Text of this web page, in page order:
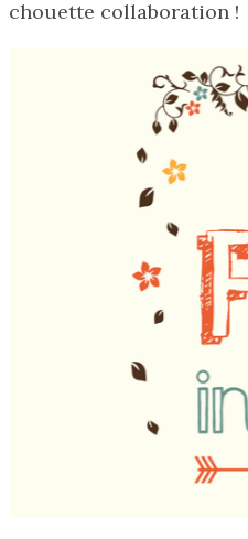
chouette collaboration !